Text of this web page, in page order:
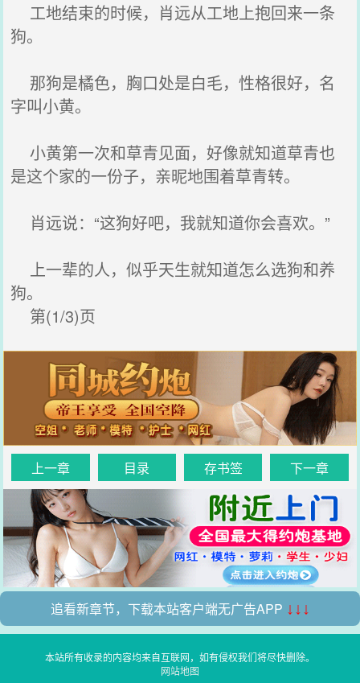
工地结束的时候，肖远从工地上抱回来一条
狗。
那狗是橘色，胸口处是白毛，性格很好，名
字叫小黄。
小黄第一次和草青见面，好像就知道草青也
是这个家的一份子，亲昵地围着草青转。
肖远说：“这狗好吧，我就知道你会喜欢。”
上一辈的人，似乎天生就知道怎么选狗和养
狗。
第(1/3)页
上一章 目录 存书签 下一章
追看新章节，下载本站客户端无广告APP ↓↓↓
本站所有收录的内容均来自互联网，如有侵权我们将尽快删除。
网站地图